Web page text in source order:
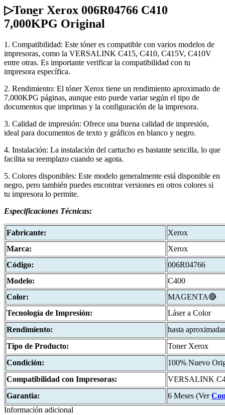
▷Toner Xerox 006R04766 C410
7,000KPG Original
1. Compatibilidad: Este tóner es compatible con varios modelos de
impresoras, como la VERSALINK C415, C410, C415V, C410V
entre otras. Es importante verificar la compatibilidad con tu
impresora específica.
2. Rendimiento: El tóner Xerox tiene un rendimiento aproximado de
7,000KPG páginas, aunque esto puede variar según el tipo de
documentos que imprimas y la configuración de la impresora.
3. Calidad de impresión: Ofrece una buena calidad de impresión,
ideal para documentos de texto y gráficos en blanco y negro.
4. Instalación: La instalación del cartucho es bastante sencilla, lo que
facilita su reemplazo cuando se agota.
5. Colores disponibles: Este modelo generalmente está disponible en
negro, pero también puedes encontrar versiones en otros colores si
tu impresora lo permite.
Especificaciones Técnicas:
Fabricante:
Xerox
Marca:
Xerox
Código:
006R04766
Modelo:
C400
Color:
MAGENTA🔴
Tecnología de Impresión:
Láser a Color
Rendimiento:
hasta
Tipo de Producto:
Toner Xerox
Condición:
100% Nuevo
Compatibilidad con Impresoras:
VERSALINK
Garantia:
6 Meses (Ver
Información adicional